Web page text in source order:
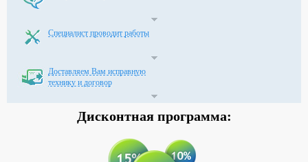
Специалист проводит работы
Доставляем Вам исправную
технику и договор
Дисконтная программа: